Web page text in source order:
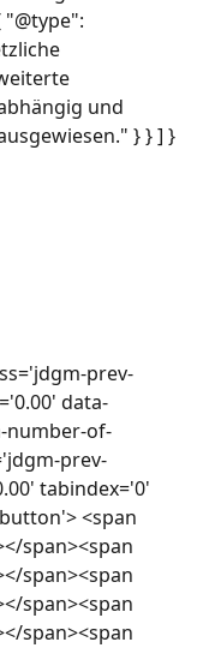
prev-
data-
number-of-
prev-
tabindex='0'
<span
span><span
span><span
span><span
span><span